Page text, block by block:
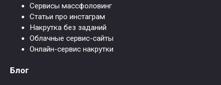
Сервисы массфоловинг
Статьи про инстаграм
Накрутка без заданий
Облачные сервис-сайты
Онлайн-сервис накрутки
Блог